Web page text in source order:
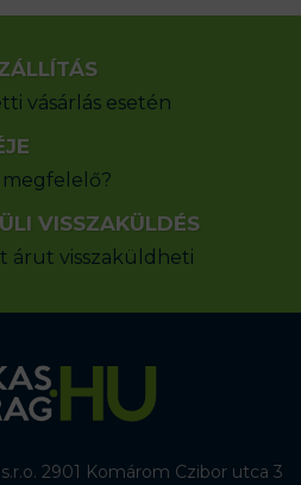
vásárlás esetén
VISSZAKÜLDÉS
árut visszaküldheti
2901 Komárom Czibor utca 3